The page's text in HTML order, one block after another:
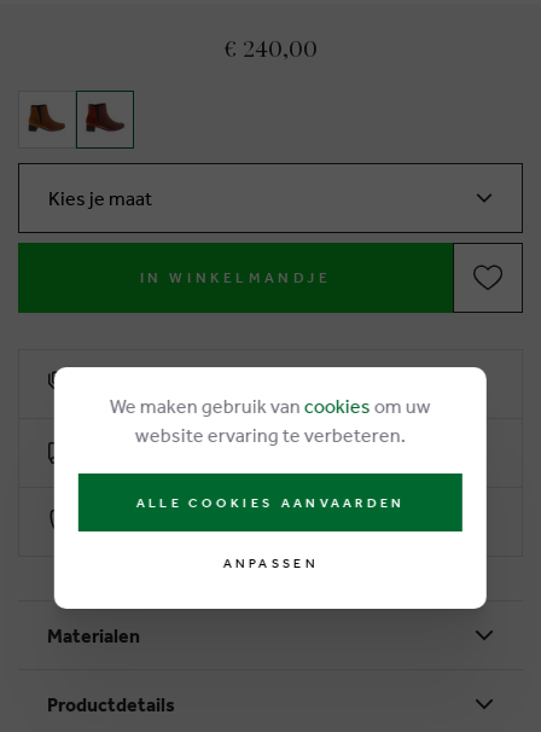
€ 240,00
Kies je maat
IN WINKELMANDJE
Kostenlose Lieferung ab €50
Materialen
Productdetails
We maken gebruik van cookies om uw
website ervaring te verbeteren.
ALLE COOKIES AANVAARDEN
ANPASSEN